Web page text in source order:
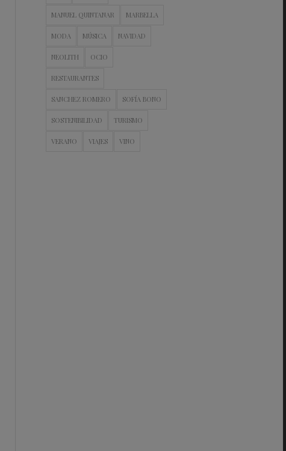
MANUEL QUINTANAR MARBELLA
MODA MÚSICA NAVIDAD
NEOLITH OCIO
RESTAURANTES
SANCHEZ ROMERO SOFÍA BONO
SOSTENIBILIDAD TURISMO
VERANO VIAJES VINO